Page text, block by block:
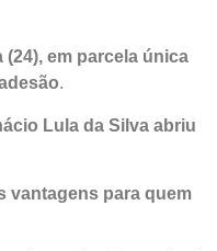
em parcela única
.
Lula da Silva abriu
vantagens para quem